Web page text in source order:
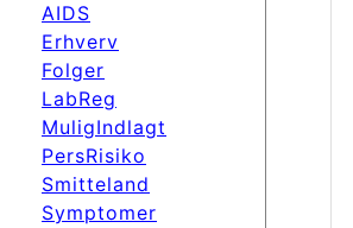
AIDS
Erhverv
Folger
LabReg
MuligIndlagt
PersRisiko
Smitteland
Symptomer